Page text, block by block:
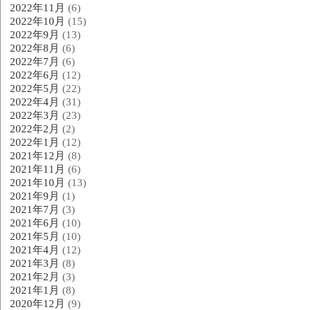
2022年11月 (6)
2022年10月 (15)
2022年9月 (13)
2022年8月 (6)
2022年7月 (6)
2022年6月 (12)
2022年5月 (22)
2022年4月 (31)
2022年3月 (23)
2022年2月 (2)
2022年1月 (12)
2021年12月 (8)
2021年11月 (6)
2021年10月 (13)
2021年9月 (1)
2021年7月 (3)
2021年6月 (10)
2021年5月 (10)
2021年4月 (12)
2021年3月 (8)
2021年2月 (3)
2021年1月 (8)
2020年12月 (9)